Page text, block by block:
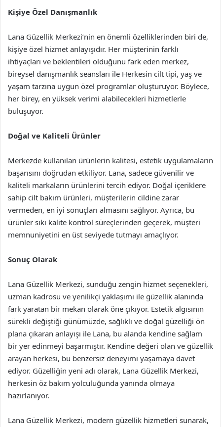
Kişiye Özel Danışmanlık
Lana Güzellik Merkezi’nin en önemli özelliklerinden biri de,
kişiye özel hizmet anlayışıdır. Her müşterinin farklı
ihtiyaçları ve beklentileri olduğunu fark eden merkez,
bireysel danışmanlık seansları ile Herkesin cilt tipi, yaş ve
yaşam tarzına uygun özel programlar oluşturuyor. Böylece,
her birey, en yüksek verimi alabilecekleri hizmetlerle
buluşuyor.
Doğal ve Kaliteli Ürünler
Merkezde kullanılan ürünlerin kalitesi, estetik uygulamaların
başarısını doğrudan etkiliyor. Lana, sadece güvenilir ve
kaliteli markaların ürünlerini tercih ediyor. Doğal içeriklere
sahip cilt bakım ürünleri, müşterilerin cildine zarar
vermeden, en iyi sonuçları almasını sağlıyor. Ayrıca, bu
ürünler sıkı kalite kontrol süreçlerinden geçerek, müşteri
memnuniyetini en üst seviyede tutmayı amaçlıyor.
Sonuç Olarak
Lana Güzellik Merkezi, sunduğu zengin hizmet seçenekleri,
uzman kadrosu ve yenilikçi yaklaşımı ile güzellik alanında
fark yaratan bir mekan olarak öne çıkıyor. Estetik algısının
sürekli değiştiği günümüzde, sağlıklı ve doğal güzelliği ön
plana çıkaran anlayışı ile Lana, bu alanda kendine sağlam
bir yer edinmeyi başarmıştır. Kendine değeri olan ve güzellik
arayan herkesi, bu benzersiz deneyimi yaşamaya davet
ediyor. Güzelliğin yeni adı olarak, Lana Güzellik Merkezi,
herkesin öz bakım yolculuğunda yanında olmaya
hazırlanıyor.
Lana Güzellik Merkezi, modern güzellik hizmetleri sunarak,